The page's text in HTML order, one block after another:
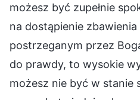
możesz być zupełnie
na dostąpienie
postrzeganym przez
do prawdy, to wysokie
możesz nie być w stanie